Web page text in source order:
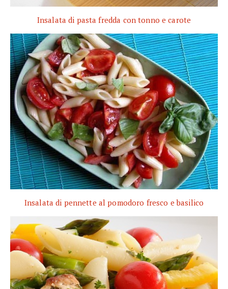
Insalata di pasta fredda con tonno e carote
Insalata di pennette al pomodoro fresco e basilico